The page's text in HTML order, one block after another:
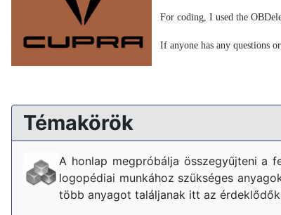
For coding, I used the
If anyone has any questions
Témakörök
A honlap megpróbálja összegyűjteni a
logopédiai munkához szükséges
több anyagot találjanak itt az